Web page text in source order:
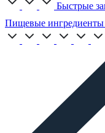
Быстрые
Пищевые ингредиенты